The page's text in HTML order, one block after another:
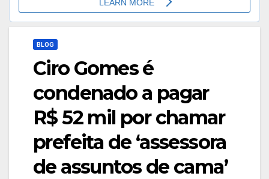
BLOG
Ciro Gomes é
condenado a pagar
R$ 52 mil por chamar
prefeita de ‘assessora
de assuntos de cama’